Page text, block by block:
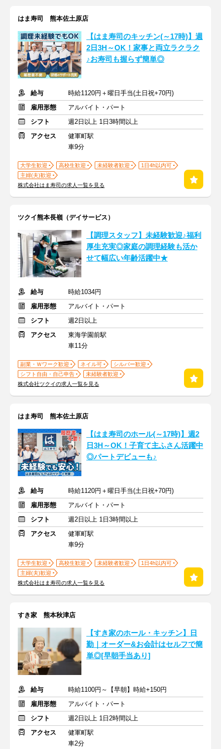
はま寿司 熊本佐土原店
【はま寿司のキッチン(～17時)】週
2日3H～OK！家事と両立ラクラク
♪お寿司も握らず簡単◎
給与
時給1120円＋曜日手当(土日祝+70円)
雇用形態
アルバイト・パート
シフト
週2日以上 1日3時間以上
アクセス
健軍町駅
車9分
大学生歓迎 高校生歓迎 未経験者歓迎
1日4h以内可
主婦(夫)歓迎
株式会社はま寿司の求人一覧を見る
ツクイ熊本長嶺（デイサービス）
【調理スタッフ】未経験歓迎♪福利
厚生充実◎家庭の調理経験も活か
せて幅広い年齢活躍中★
給与
時給1034円
雇用形態
アルバイト・パート
シフト
週2日以上
アクセス
東海学園前駅
車11分
副業・Ｗワーク歓迎 ネイル可
シルバー歓迎
シフト自由・自己申告
未経験者歓迎
株式会社ツクイの求人一覧を見る
はま寿司 熊本佐土原店
【はま寿司のホール(～17時)】週2
日3H～OK！子育て主ふさん活躍中
◎パートデビューも♪
給与
時給1120円＋曜日手当(土日祝+70円)
雇用形態
アルバイト・パート
シフト
週2日以上 1日3時間以上
アクセス
健軍町駅
車9分
大学生歓迎 高校生歓迎 未経験者歓迎
1日4h以内可
主婦(夫)歓迎
株式会社はま寿司の求人一覧を見る
すき家 熊本秋津店
【すき家のホール・キッチン】日
勤｜オーダー&お会計はセルフで簡
単◎[早朝手当あり]
給与
時給1100円～【早朝】時給+150円
雇用形態
アルバイト・パート
シフト
週2日以上 1日2時間以上
アクセス
健軍町駅
車2分